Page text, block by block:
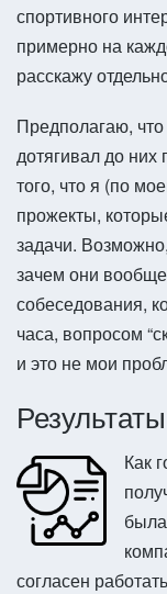
спортивного
примерно на
расскажу
Предполагаю, что
дотягивал до
того, что я (по
прожекты,
задачи.
зачем они
собеседования,
часа, вопросом
и это не мои
Результаты
Как
согласен